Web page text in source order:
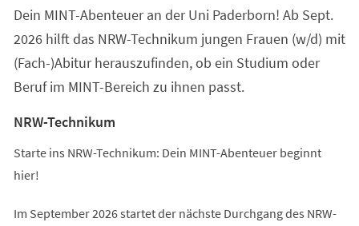
Dein MINT-Abenteuer an der Uni Paderborn! Ab Sept.
2026 hilft das NRW-Technikum jungen Frauen (w/d) mit
(Fach-)Abitur herauszufinden, ob ein Studium oder
Beruf im MINT-Bereich zu ihnen passt.
NRW-Technikum
Starte ins NRW-Technikum: Dein MINT-Abenteuer beginnt
hier!
Im September 2026 startet der nächste Durchgang des NRW-